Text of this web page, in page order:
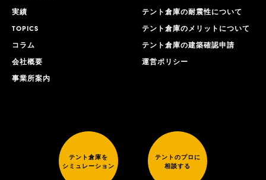
実績
TOPICS
コラム
会社概要
事業所案内
テント倉庫の耐震性について
テント倉庫のメリットについて
テント倉庫の建築確認申請
運営ポリシー
テント倉庫を
シミュレーション
テントのプロに
相談する